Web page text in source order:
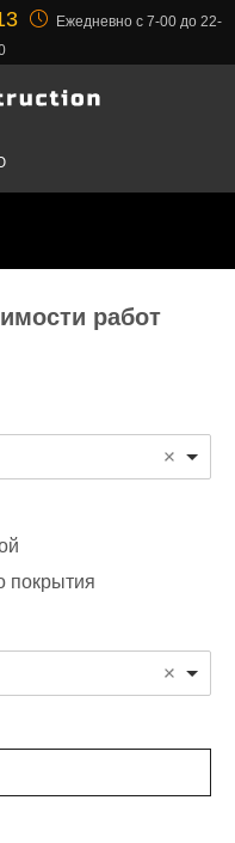
Ежедневно с 7-00 до 22-
работ
покрытия